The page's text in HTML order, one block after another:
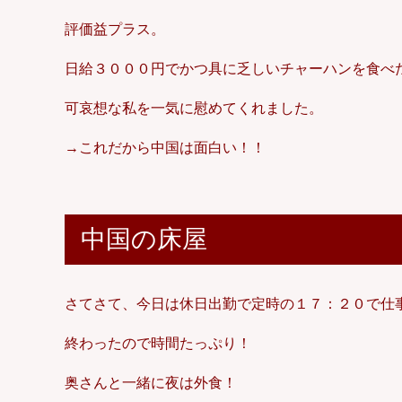
評価益プラス。
日給３０００円でかつ具に乏しいチャーハンを食べ
可哀想な私を一気に慰めてくれました。
→これだから中国は面白い！！
中国の床屋
さてさて、今日は休日出勤で定時の１７：２０で仕
終わったので時間たっぷり！
奥さんと一緒に夜は外食！